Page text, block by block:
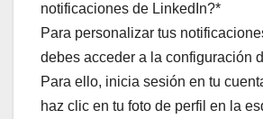
notificaciones de LinkedIn?*
Para personalizar tus
debes acceder a la configuración
Para ello, inicia sesión en tu
haz clic en tu foto de perfil en la